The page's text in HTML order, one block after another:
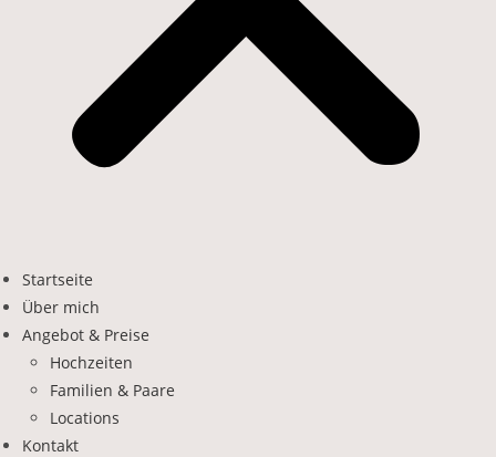
Startseite
Über mich
Angebot & Preise
Hochzeiten
Familien & Paare
Locations
Kontakt